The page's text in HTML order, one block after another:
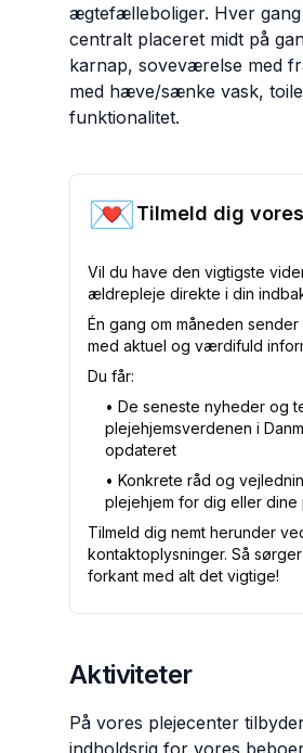
ægtefælleboliger. Hver gang
centralt placeret midt på
karnap, soveværelse med
med hæve/sænke vask,
funktionalitet.
💌Tilmeld dig
Vil du have den vigtigste
ældrepleje direkte i din
Én gang om måneden
med aktuel og værdifuld
Du får:
•⁠ De seneste nyheder og
plejehjemsverdenen i
opdateret
•⁠ Konkrete råd og
plejehjem for dig eller dine
Tilmeld dig nemt herunder
kontaktoplysninger. Så
forkant med alt det vigtige!
Aktiviteter
På vores plejecenter
indholdsrig for vores